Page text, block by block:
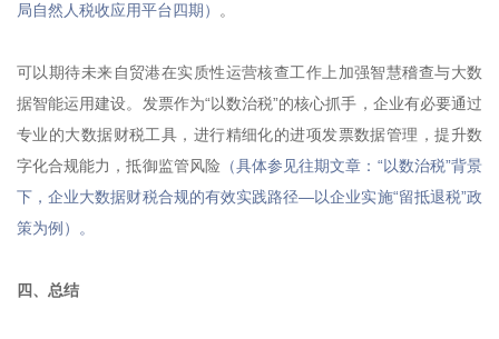
局自然人税收应用平台四期）
。
可以期待未来自贸港在实质性运营核查工作上加强智慧稽查与大数
据智能运用建设。发票作为“以数治税”的核心抓手，企业有必要通过
专业的大数据财税工具，进行精细化的进项发票数据管理，提升数
字化合规能力，抵御监管风险 （具体参见往期文章：“以数治税”背景
下，企业大数据财税合规的有效实践路径—以企业实施“留抵退税”政
策为例）。
四、总结